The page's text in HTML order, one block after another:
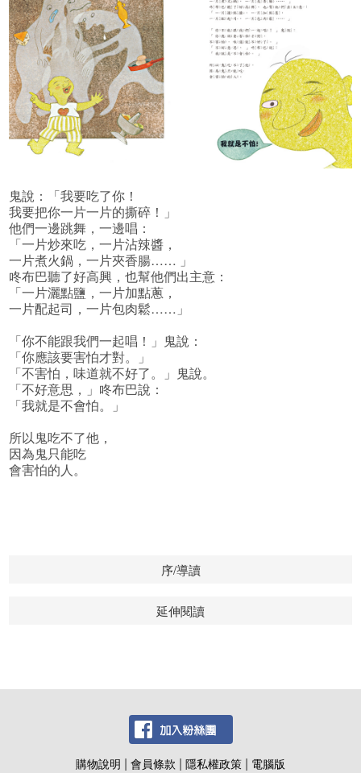
鬼說：「我要吃了你！
我要把你一片一片的撕碎！」
他們一邊跳舞，一邊唱：
「一片炒來吃，一片沾辣醬，
一片煮火鍋，一片夾香腸…… 」
咚布巴聽了好高興，也幫他們出主意：
「一片灑點鹽，一片加點蔥，
一片配起司，一片包肉鬆……」
「你不能跟我們一起唱！」鬼說：
「你應該要害怕才對。」
「不害怕，味道就不好了。」鬼說。
「不好意思，」咚布巴說：
「我就是不會怕。」
所以鬼吃不了他，
因為鬼只能吃
會害怕的人。
序/導讀
延伸閱讀
購物說明 | 會員條款 | 隱私權政策 | 電腦版